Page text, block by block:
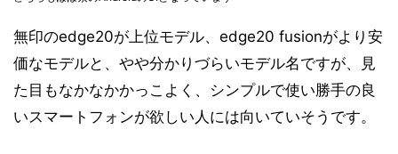
無印のedge20が上位モデル、edge20 fusionがより安
価なモデルと、やや分かりづらいモデル名ですが、見
た目もなかなかかっこよく、シンプルで使い勝手の良
いスマートフォンが欲しい人には向いていそうです。